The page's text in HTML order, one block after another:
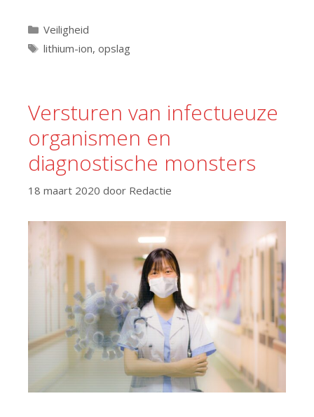
Categorieën
Veiligheid
Tags
lithium-ion, opslag
Versturen van infectueuze
organismen en
diagnostische monsters
18 maart 2020 door Redactie